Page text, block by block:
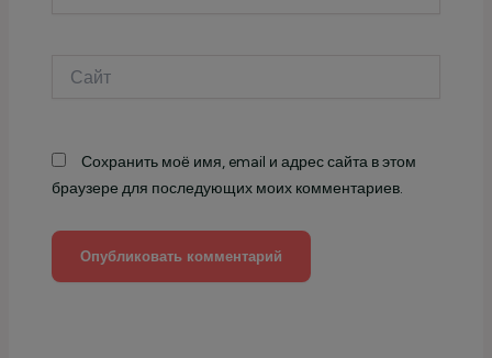
Сохранить моё имя, email и адрес сайта в этом
браузере для последующих моих комментариев.